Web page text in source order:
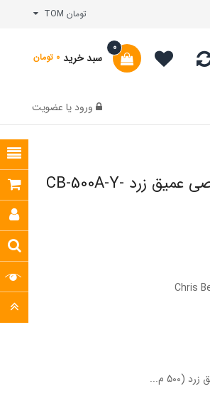
تومان TOM
سبد خرید
0
0 تومان
ورود یا عضویت
ساعت مچی اتوماتیک غواصی عمیق زرد CB-500A-Y-
م...